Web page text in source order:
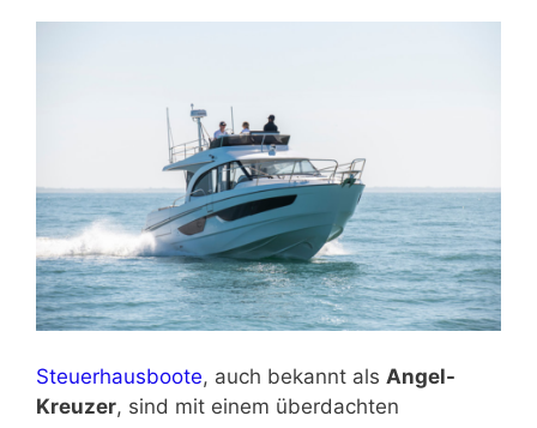
Steuerhausboote, auch bekannt als Angel-
Kreuzer, sind mit einem überdachten